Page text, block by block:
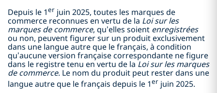
Depuis le 1er juin 2025, toutes les marques de
commerce reconnues en vertu de la Loi sur les
marques de commerce, qu’elles soient enregistrées
ou non, peuvent figurer sur un produit exclusivement
dans une langue autre que le français, à condition
qu’aucune version française correspondante ne figure
dans le registre tenu en vertu de la Loi sur les marques
de commerce. Le nom du produit peut rester dans une
langue autre que le français depuis le 1er juin 2025.